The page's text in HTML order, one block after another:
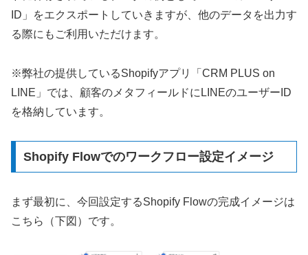
ID」をエクスポートしていきますが、他のデータを出力す
る際にもご利用いただけます。
※弊社の提供しているShopifyアプリ「CRM PLUS on
LINE」では、顧客のメタフィールドにLINEのユーザーID
を格納しています。
Shopify Flowでのワークフロー設定イメージ
まず最初に、今回設定するShopify Flowの完成イメージは
こちら（下図）です。